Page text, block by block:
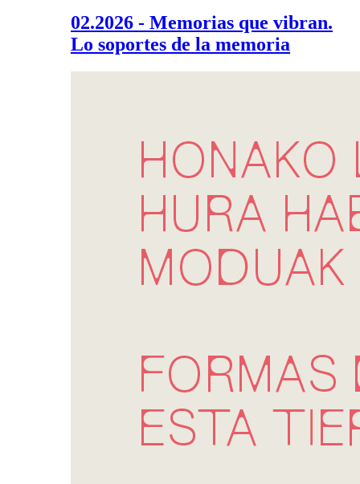
02.2026 - Memorias que vibran.
Lo soportes de la memoria